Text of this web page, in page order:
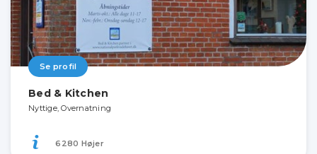
Se profil
Bed & Kitchen
Nyttige, Overnatning
6280 Højer